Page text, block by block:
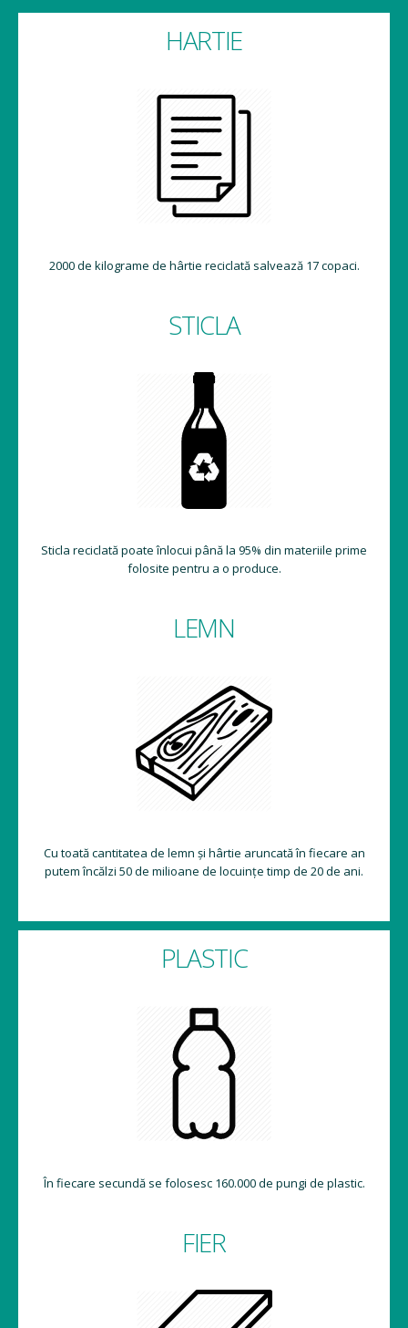
HARTIE
2000 de kilograme de hârtie reciclată salvează 17 copaci.
STICLA
Sticla reciclată poate înlocui până la 95% din materiile prime
folosite pentru a o produce.
LEMN
Cu toată cantitatea de lemn și hârtie aruncată în fiecare an
putem încălzi 50 de milioane de locuințe timp de 20 de ani.
PLASTIC
În fiecare secundă se folosesc 160.000 de pungi de plastic.
FIER